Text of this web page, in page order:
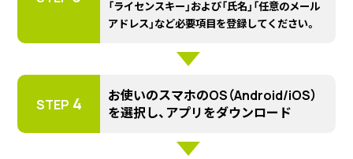
「ライセンスキー」および「氏名」「任意のメール
アドレス」など必要項目を登録してください。
STEP 4
お使いのスマホのOS（Android/iOS）
を選択し、アプリをダウンロード